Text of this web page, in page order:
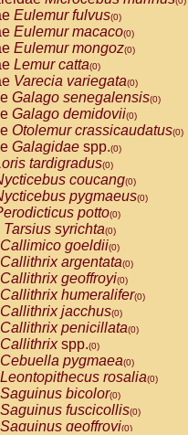
Eulemur fulvus(0)
Eulemur macaco(0)
Eulemur mongoz(0)
Lemur catta(0)
Varecia variegata(0)
Galago senegalensis(0)
Galago demidovii(0)
Otolemur crassicaudatus(0)
Galagidae spp.(0)
tardigradus(0)
coucang(0)
pygmaeus(0)
potto(0)
Tarsius syrichta(0)
Callimico goeldii(0)
Callithrix argentata(0)
Callithrix geoffroyi(0)
Callithrix humeralifer(0)
Callithrix jacchus(0)
Callithrix penicillata(0)
Callithrixspp.(0)
Cebuella pygmaea(0)
Leontopithecus rosalia(0)
Saguinus bicolor(0)
Saguinus fuscicollis(0)
Saguinus geoffroyi(0)